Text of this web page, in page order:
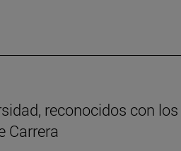
reconocidos con los
Carrera